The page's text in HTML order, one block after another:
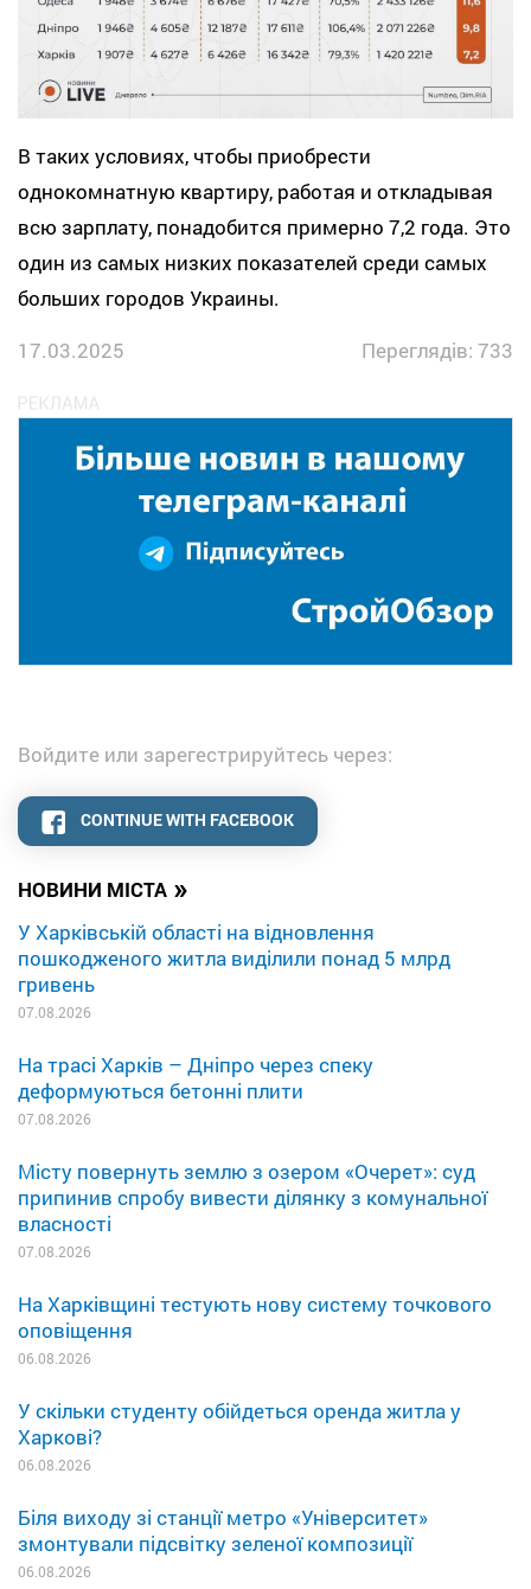
НОВИНИ МІСТА »
У Харківській області на відновлення
пошкодженого житла виділили понад 5 млрд
гривень
07.08.2026
На трасі Харків – Дніпро через спеку
деформуються бетонні плити
07.08.2026
Місту повернуть землю з озером «Очерет»: суд
припинив спробу вивести ділянку з комунальної
власності
07.08.2026
На Харківщині тестують нову систему точкового
оповіщення
06.08.2026
У скільки студенту обійдеться оренда житла у
Харкові?
06.08.2026
Біля виходу зі станції метро «Університет»
змонтували підсвітку зеленої композиції
06.08.2026
В таких условиях, чтобы приобрести
однокомнатную квартиру, работая и откладывая
всю зарплату, понадобится примерно 7,2 года. Это
один из самых низких показателей среди самых
больших городов Украины.
17.03.2025
Переглядів: 733
Войдите или зарегестрируйтесь через:
CONTINUE WITH FACEBOOK